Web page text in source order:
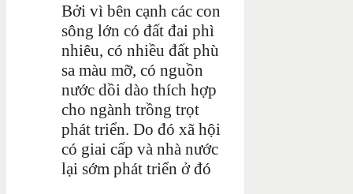
Bởi vì bên cạnh các con
sông lớn có đất đai phì
nhiêu, có nhiều đất phù
sa màu mỡ, có nguồn
nước dồi dào thích hợp
cho ngành trồng trọt
phát triển. Do đó xã hội
có giai cấp và nhà nước
lại sớm phát triển ở đó